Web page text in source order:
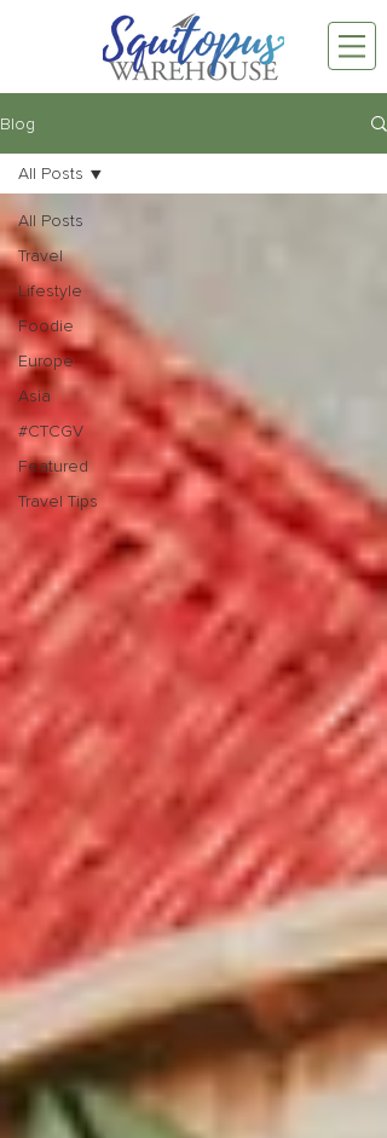
Blog
All Posts
Travel
Lifestyle
Foodie
Europe
Asia
#CTCGV
Featured
Travel Tips
All Posts